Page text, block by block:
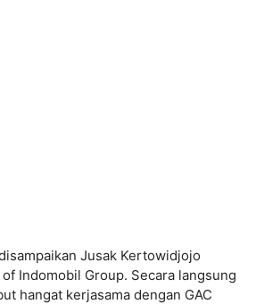
Jusak Kertowidjojo
Indomobil Group. Secara langsung
hangat kerjasama dengan GAC